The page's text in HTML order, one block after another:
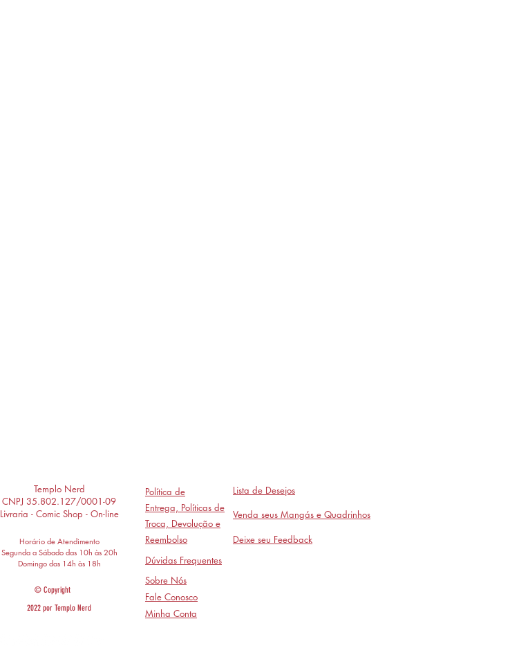
Templo Nerd
CNPJ 35.802.127/0001-09
Livraria - Comic Shop - On-line
Horário de Atendimento
Segunda a Sábado das 10h às 20h
Domingo das 14h às 18h
2022 por Templo Nerd
© Copyright
Política de
Entrega, Políticas de
Troca, Devolução e
Reembolso
Lista de Desejos
Venda seus Mangás e Quadrinhos
Deixe seu Feedback
Dúvidas Frequentes
Sobre Nós
Fale Conosco
Minha Conta